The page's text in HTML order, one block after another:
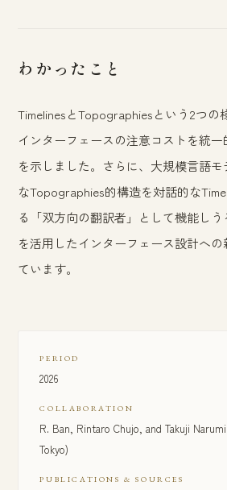
わかったこと
TimelinesとTopographiesという2つの
インターフェースの注意コストを統
を示しました。さらに、大規模言語
なTopographies的構造を対話的な
る「双方向の翻訳者」として機能し
を活用したインターフェース設計へ
ています。
PERIOD
2026
COLLABORATION
R. Ban, Rintaro Chujo, and Takuji
Tokyo)
PUBLICATIONS & SOURCES